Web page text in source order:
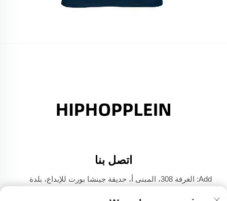
اتصل بنا
Add: الغرفة 308، المبنى أ، حديقة جينشا بورت للإبداع، بلدة